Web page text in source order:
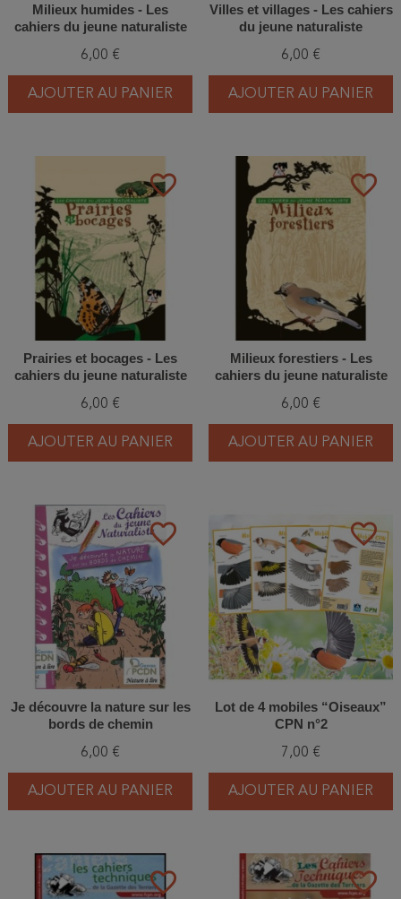
Milieux humides - Les
cahiers du jeune naturaliste
6,00 €
AJOUTER AU PANIER
Villes et villages - Les cahiers
du jeune naturaliste
6,00 €
AJOUTER AU PANIER
favorite_border
Prairies et bocages - Les
cahiers du jeune naturaliste
6,00 €
AJOUTER AU PANIER
favorite_border
Milieux forestiers - Les
cahiers du jeune naturaliste
6,00 €
AJOUTER AU PANIER
favorite_border
Je découvre la nature sur les
bords de chemin
6,00 €
AJOUTER AU PANIER
favorite_border
Lot de 4 mobiles “Oiseaux”
CPN n°2
7,00 €
AJOUTER AU PANIER
favorite_border favorite_border